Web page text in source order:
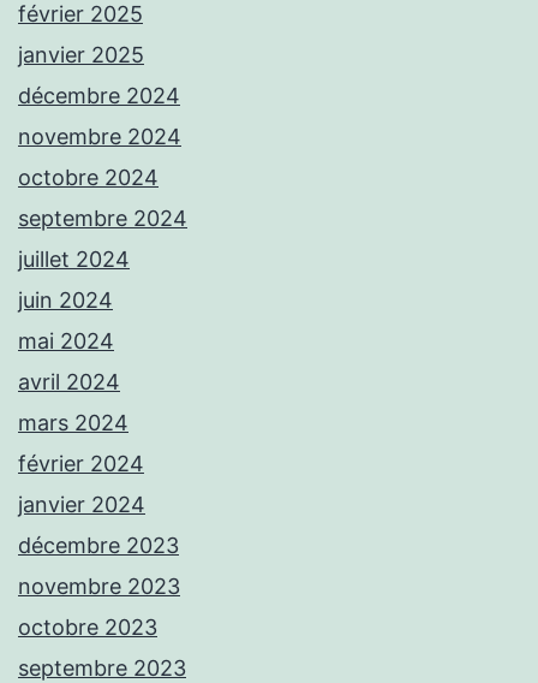
février 2025
janvier 2025
décembre 2024
novembre 2024
octobre 2024
septembre 2024
juillet 2024
juin 2024
mai 2024
avril 2024
mars 2024
février 2024
janvier 2024
décembre 2023
novembre 2023
octobre 2023
septembre 2023